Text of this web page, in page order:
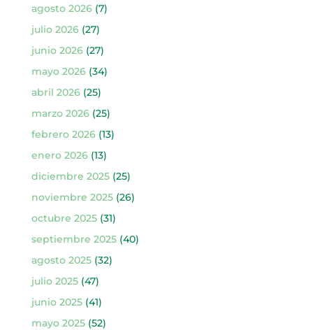
agosto 2026(7)
julio 2026(27)
junio 2026(27)
mayo 2026(34)
abril 2026(25)
marzo 2026(25)
febrero 2026(13)
enero 2026(13)
diciembre 2025(25)
noviembre 2025(26)
octubre 2025(31)
septiembre 2025(40)
agosto 2025(32)
julio 2025(47)
junio 2025(41)
mayo 2025(52)